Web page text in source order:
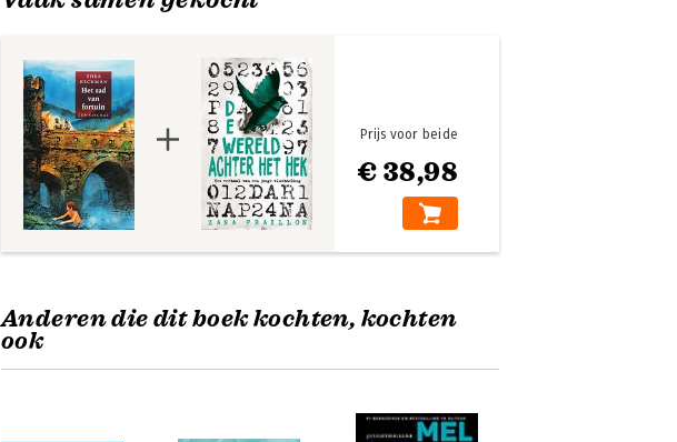
€ 38,98
Prijs voor beide
Anderen die dit boek kochten, kochten
ook